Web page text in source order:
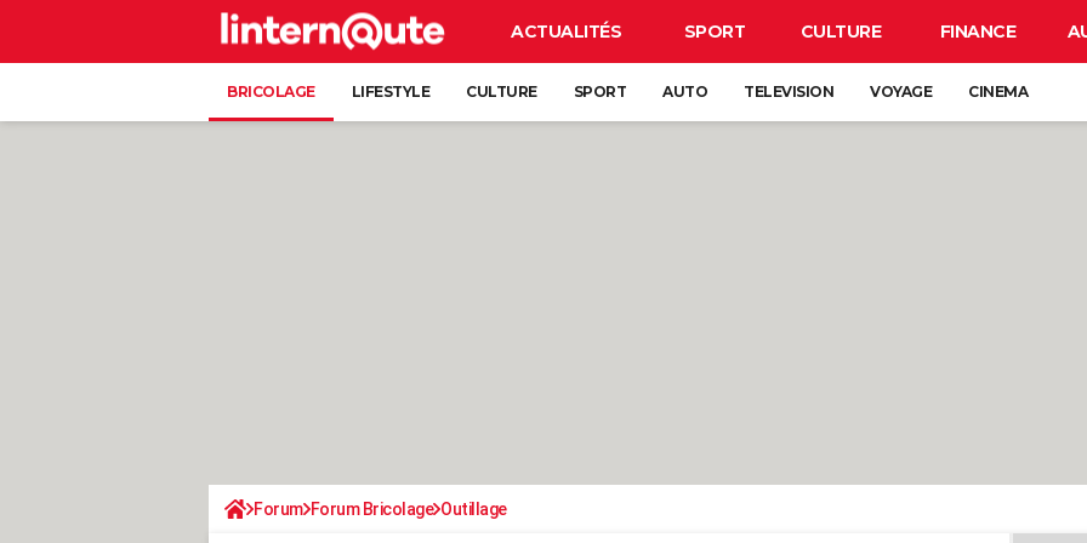
ACTUALITÉS SPORT CULTURE FINANCE
BRICOLAGE LIFESTYLE CULTURE SPORT AUTO TELEVISION VOYAGE CINEMA
Forum Forum Bricolage Outillage